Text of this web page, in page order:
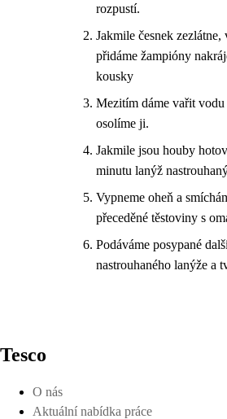
rozpustí.
Jakmile česnek zezlátne,
přidáme žampióny
kousky
Mezitím dáme vařit vodu
osolíme ji.
Jakmile jsou houby
minutu lanýž
Vypneme oheň a
přeceděné těstoviny s
Podáváme posypané
nastrouhaného lanýže a
Tesco
O nás
Aktuální nabídka práce